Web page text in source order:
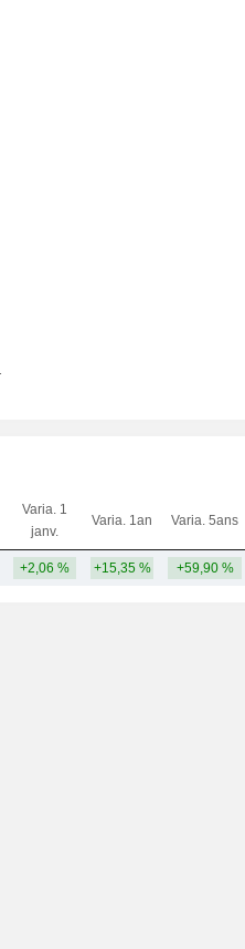
Varia. 1
janv.
Varia. 1an Varia. 5ans
+2,06 % +15,35 % +59,90 %